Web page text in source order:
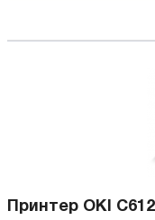
Принтер OKI